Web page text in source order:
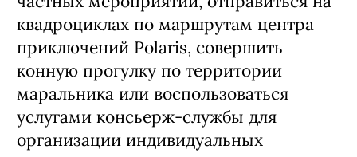
квадроциклах по маршрутам центра
приключений Polaris, совершить
конную прогулку по территории
маральника или воспользоваться
услугами консьерж-службы для
организации индивидуальных